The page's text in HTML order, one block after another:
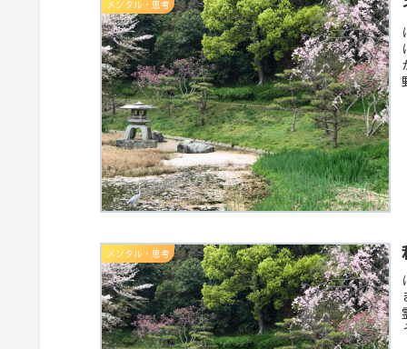
メンタル・思考
メンタル・思考